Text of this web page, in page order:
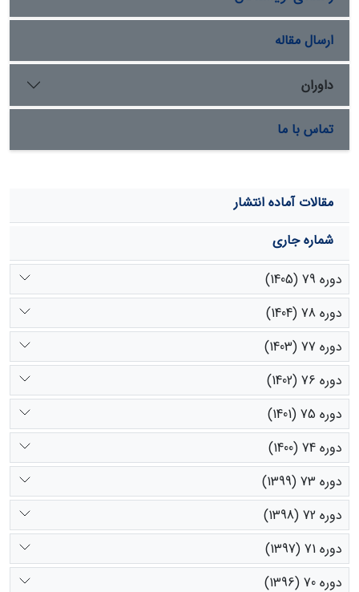
CCE، pH، Sand و Silt 30 *30 متر، برای SOC 60 *60 متر و
که در مناطقه مطالعاتی استفاده از مقیاس‌های میانی (اندازه
سلول 30 *30 متر تا 90 *90 متر) منجر به پیش‌بینی ویژگی‌های
خاک با دقت بالاتر شد.
ارسال مقاله
داوران
تماس با ما
مقالات آماده انتشار
شماره جاری
دوره 79 (1405)
دوره 78 (1404)
دوره 77 (1403)
دوره 76 (1402)
دوره 75 (1401)
دوره 74 (1400)
دوره 73 (1399)
دوره 72 (1398)
دوره 71 (1397)
دوره 70 (1396)